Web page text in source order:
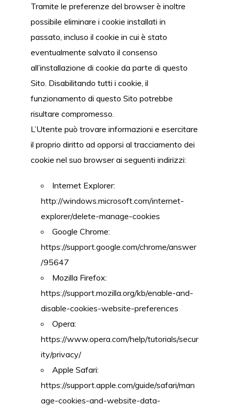
Tramite le preferenze del browser è inoltre
possibile eliminare i cookie installati in
passato, incluso il cookie in cui è stato
eventualmente salvato il consenso
all’installazione di cookie da parte di questo
Sito. Disabilitando tutti i cookie, il
funzionamento di questo Sito potrebbe
risultare compromesso.
L’Utente può trovare informazioni e esercitare
il proprio diritto ad opporsi al tracciamento dei
cookie nel suo browser ai seguenti indirizzi:
Internet Explorer:
http://windows.microsoft.com/internet-
explorer/delete-manage-cookies
Google Chrome:
https://support.google.com/chrome/answer
/95647
Mozilla Firefox:
https://support.mozilla.org/kb/enable-and-
disable-cookies-website-preferences
Opera:
https://www.opera.com/help/tutorials/secur
ity/privacy/
Apple Safari:
https://support.apple.com/guide/safari/man
age-cookies-and-website-data-